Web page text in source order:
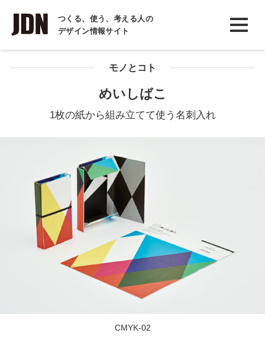
つくる、使う、考える人の
デザイン情報サイト
INTERVIEW
インタビュー
REPORT
COLUMN
モノとコト
めいしばこ
1枚の紙から組み立てて使う名刺入れ
CMYK-02